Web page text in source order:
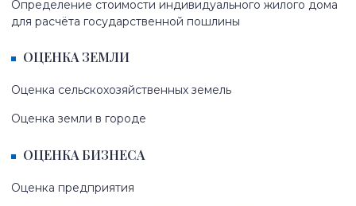
Определение стоимости индивидуального жилого дома
для расчёта государственной пошлины
ОЦЕНКА ЗЕМЛИ
Оценка сельскохозяйственных земель
Оценка земли в городе
ОЦЕНКА БИЗНЕСА
Оценка предприятия